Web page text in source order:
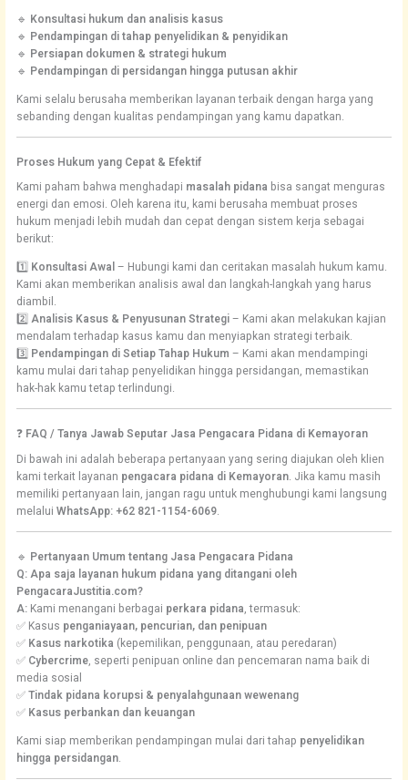
🔹 Konsultasi hukum dan analisis kasus
🔹 Pendampingan di tahap penyelidikan & penyidikan
🔹 Persiapan dokumen & strategi hukum
🔹 Pendampingan di persidangan hingga putusan akhir
Kami selalu berusaha memberikan layanan terbaik dengan harga yang
sebanding dengan kualitas pendampingan yang kamu dapatkan.
Proses Hukum yang Cepat & Efektif
Kami paham bahwa menghadapi masalah pidana bisa sangat menguras
energi dan emosi. Oleh karena itu, kami berusaha membuat proses
hukum menjadi lebih mudah dan cepat dengan sistem kerja sebagai
berikut:
1️⃣ Konsultasi Awal– Hubungi kami dan ceritakan masalah hukum kamu.
Kami akan memberikan analisis awal dan langkah-langkah yang harus
diambil.
2️⃣Analisis Kasus & Penyusunan Strategi– Kami akan melakukan kajian
mendalam terhadap kasus kamu dan menyiapkan strategi terbaik.
3️⃣ Pendampingan di Setiap Tahap Hukum – Kami akan mendampingi
kamu mulai dari tahap penyelidikan hingga persidangan, memastikan
hak-hak kamu tetap terlindungi.
❓ FAQ / Tanya Jawab Seputar Jasa Pengacara Pidana di Kemayoran
Di bawah ini adalah beberapa pertanyaan yang sering diajukan oleh klien
kami terkait layanan pengacara pidana di Kemayoran. Jika kamu masih
memiliki pertanyaan lain, jangan ragu untuk menghubungi kami langsung
melaluiWhatsApp: +62 821-1154-6069.
🔹 Pertanyaan Umum tentang Jasa Pengacara Pidana
Q: Apa saja layanan hukum pidana yang ditangani oleh
PengacaraJustitia.com?
A: Kami menangani berbagai perkara pidana, termasuk:
✅ Kasus penganiayaan, pencurian, dan penipuan
✅ Kasus narkotika (kepemilikan, penggunaan, atau peredaran)
✅ Cybercrime, seperti penipuan online dan pencemaran nama baik di
media sosial
✅Tindak pidana korupsi & penyalahgunaan wewenang
✅ Kasus perbankan dan keuangan
Kami siap memberikan pendampingan mulai dari tahap penyelidikan
hingga persidangan.